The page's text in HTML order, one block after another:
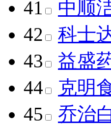
41 中顺
42
科士
43
益盛
44
克明
45
乔治